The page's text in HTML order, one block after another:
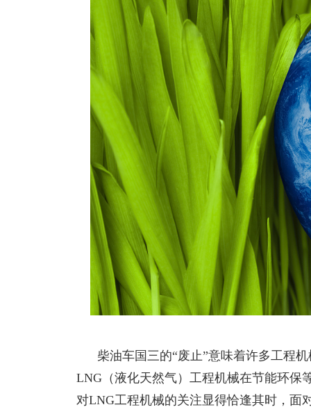
柴油车国三的“废止”意味着许多工程
LNG（液化天然气）工程机械在节能环保
对LNG工程机械的关注显得恰逢其时，面